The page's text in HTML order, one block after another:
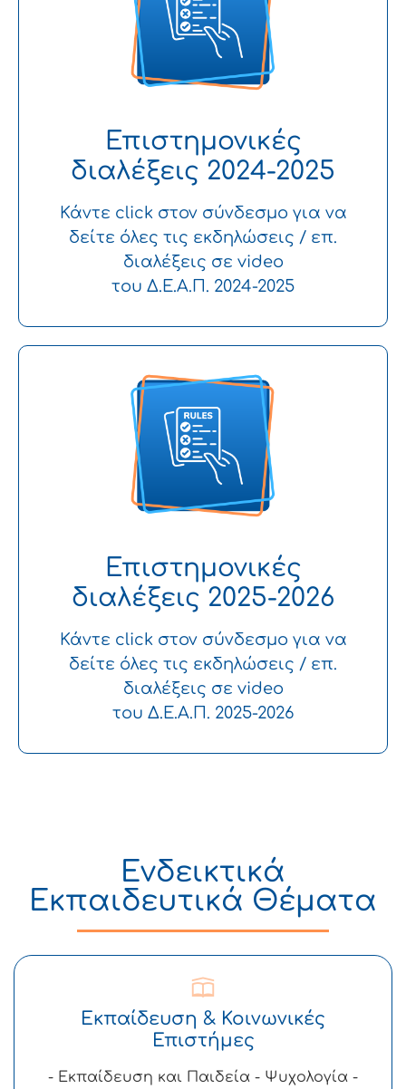
Επιστημονικές
διαλέξεις 2024-2025
Κάντε click στον σύνδεσμο για να
δείτε όλες τις εκδηλώσεις / επ.
διαλέξεις σε video
του Δ.Ε.Α.Π. 2024-2025
Επιστημονικές
διαλέξεις 2025-2026
Κάντε click στον σύνδεσμο για να
δείτε όλες τις εκδηλώσεις / επ.
διαλέξεις σε video
του Δ.Ε.Α.Π. 2025-2026
Ενδεικτικά
Εκπαιδευτικά Θέματα
Εκπαίδευση & Κοινωνικές
Επιστήμες
- Εκπαίδευση και Παιδεία - Ψυχολογία -